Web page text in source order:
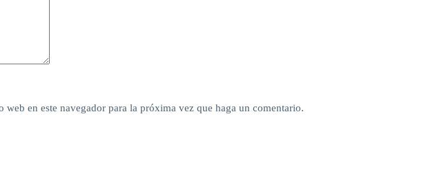
en este navegador para la próxima vez que haga un comentario.